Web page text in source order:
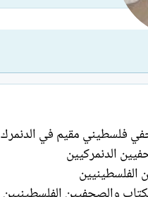
فلسطيني مقيم في الدنمرك
الدنمركيين
الفلسطينيين